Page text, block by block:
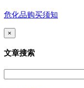
危化品购买须知
×
文章搜索